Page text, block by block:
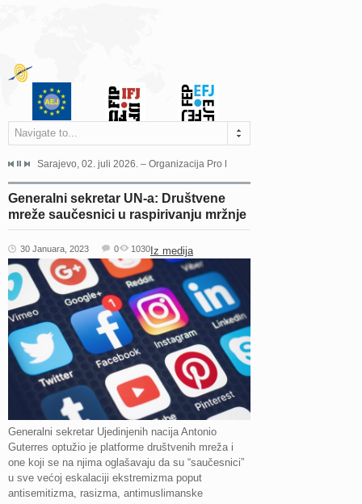
Navigate to...
Grada Sarajeva povodom Dana Sarajeva dugogodišnjoj...
Sarajevo, 02. juli 2026. – Organizacija Pro Educa juče je uspješno
Generalni sekretar UN-a: Društvene
mreže saučesnici u raspirivanju mržnje
30 Januara, 2023 Iz medija
0 1030
Generalni sekretar Ujedinjenih nacija Antonio
Guterres optužio je platforme društvenih mreža i
one koji se na njima oglašavaju da su “saučesnici”
u sve većoj eskalaciji ekstremizma poput
antisemitizma, rasizma, antimuslimanske